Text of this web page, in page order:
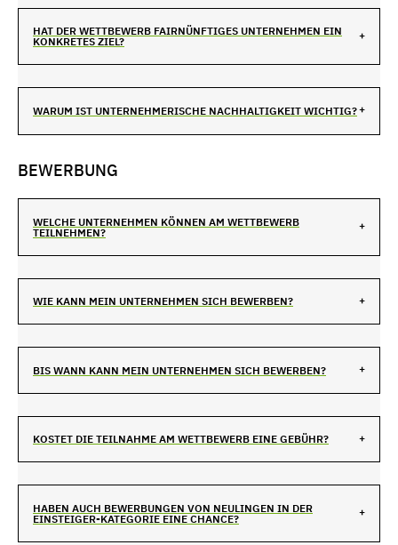
HAT DER WETTBEWERB FAIRNÜNFTIGES UNTERNEHMEN EIN
KONKRETES ZIEL?
WARUM IST UNTERNEHMERISCHE NACHHALTIGKEIT WICHTIG?
BEWERBUNG
WELCHE UNTERNEHMEN KÖNNEN AM WETTBEWERB
TEILNEHMEN?
WIE KANN MEIN UNTERNEHMEN SICH BEWERBEN?
BIS WANN KANN MEIN UNTERNEHMEN SICH BEWERBEN?
KOSTET DIE TEILNAHME AM WETTBEWERB EINE GEBÜHR?
HABEN AUCH BEWERBUNGEN VON NEULINGEN IN DER
EINSTEIGER-KATEGORIE EINE CHANCE?